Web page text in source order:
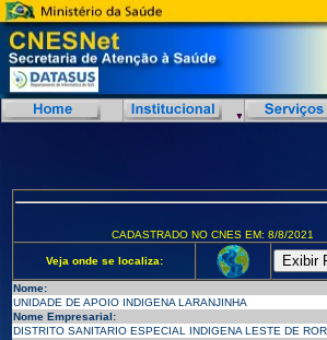
CADASTRADO NO CNES EM: 8/8/2021
Veja onde se localiza:
Nome:
UNIDADE DE APOIO INDIGENA LARANJINHA
Nome Empresarial:
DISTRITO SANITARIO ESPECIAL INDIGENA LESTE DE